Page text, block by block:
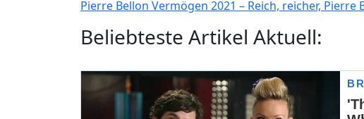
Pierre Bellon Vermögen 2021 – Reich, reicher, Pierre
Beliebteste Artikel Aktuell: